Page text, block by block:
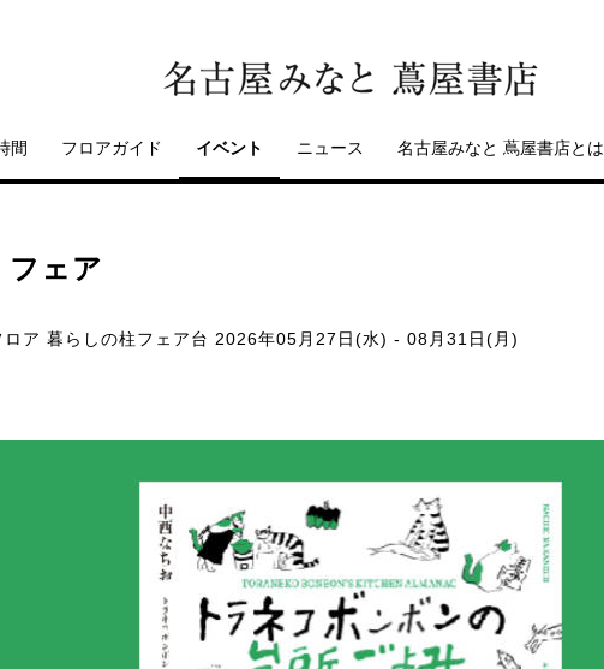
間 フロアガイド イベント ニュース 名古屋みなと 蔦屋書店とは
フェア
ア 暮らしの柱フェア台 2026年05月27日(水) - 08月31日(月)